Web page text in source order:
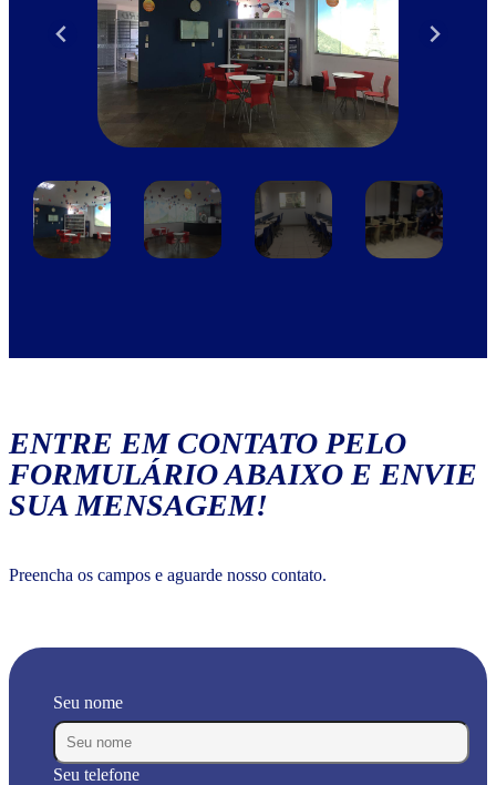
ENTRE EM CONTATO PELO
FORMULÁRIO ABAIXO E ENVIE
SUA MENSAGEM!
Preencha os campos e aguarde nosso contato.
Seu nome
Seu telefone